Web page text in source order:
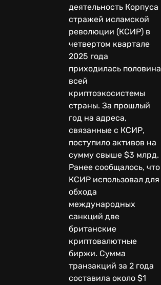
деятельность Корпуса
стражей исламской
революции (КСИР) в
четвертом квартале
2025 года
приходилась половина
всей
криптоэкосистемы
страны. За прошлый
год на адреса,
связанные с КСИР,
поступило активов на
сумму свыше $3 млрд.
Ранее сообщалось, что
КСИР использовал для
обхода
международных
санкций две
британские
криптовалютные
биржи. Сумма
транзакций за 2 года
составила около $1